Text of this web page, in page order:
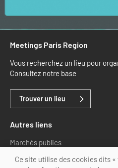
Meetings Paris Region
Vous recherchez un lieu pour
Consultez notre base
Trouver un lieu
Autres liens
Marchés publics
Ce site utilise des cookies dits